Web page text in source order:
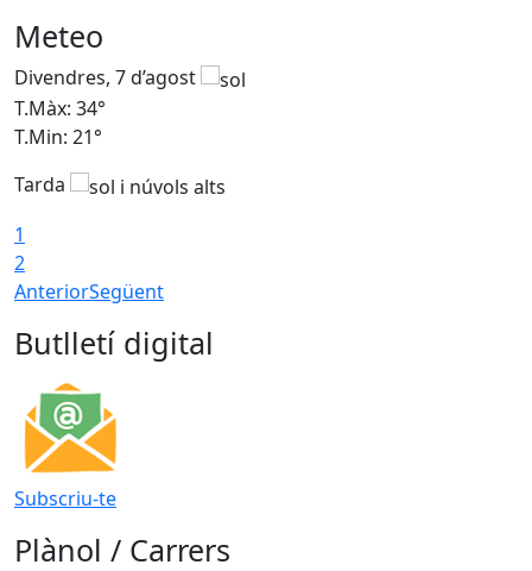
Meteo
Divendres, 7 d’agost
T.Màx: 34°
T.Min: 21°
Tarda
1
2
AnteriorSegüent
Butlletí digital
Subscriu-te
Plànol / Carrers